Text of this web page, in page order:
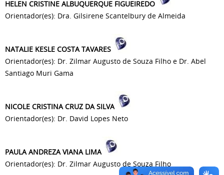
HELEN CRISTINE ALBUQUERQUE FIGUEIREDO
Orientador(es): Dra. Gilsirene Scantelbury de Almeida
NATALIE KESLE COSTA TAVARES
Orientador(es): Dr. Zilmar Augusto de Souza Filho e Dr. Abel
Santiago Muri Gama
NICOLE CRISTINA CRUZ DA SILVA
Orientador(es): Dr. David Lopes Neto
PAULA ANDREZA VIANA LIMA
Orientador(es): Dr. Zilmar Augusto de Souza Filho